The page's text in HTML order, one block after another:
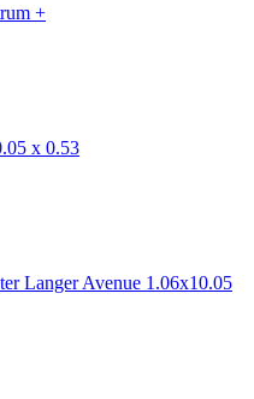
+
х 0.53
Langer Avenue 1.06x10.05